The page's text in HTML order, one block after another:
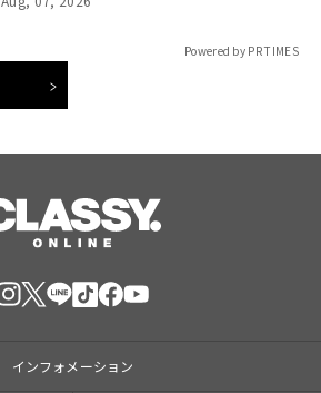
Powered by PR TIMES
インフォメーション